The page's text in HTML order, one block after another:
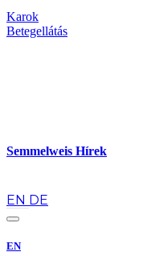
Karok
Betegellátás
Semmelweis Hírek
EN DE
EN